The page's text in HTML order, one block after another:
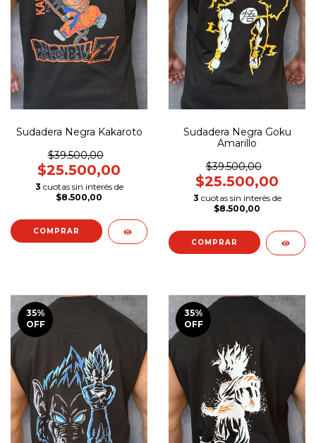
Sudadera Negra Kakaroto
$39.500,00
$25.500,00
3 cuotas sin interés de
$8.500,00
COMPRAR
Sudadera Negra Goku
Amarillo
$39.500,00
$25.500,00
3 cuotas sin interés de
$8.500,00
COMPRAR
35%
OFF
35%
OFF